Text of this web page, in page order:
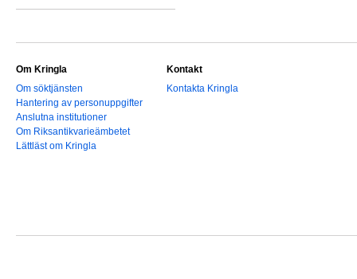
Om Kringla
Om söktjänsten
Hantering av personuppgifter
Anslutna institutioner
Om Riksantikvarieämbetet
Lättläst om Kringla
Kontakt
Kontakta Kringla